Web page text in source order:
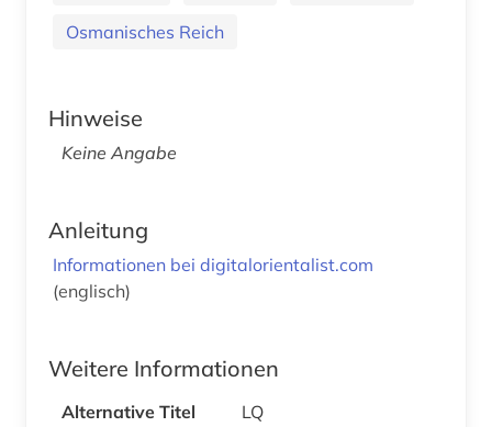
Osmanisches Reich
Hinweise
Keine Angabe
Anleitung
Informationen bei digitalorientalist.com
(englisch)
Weitere Informationen
Alternative Titel
LQ